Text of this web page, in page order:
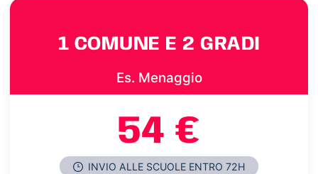
1 COMUNE E 2 GRADI
Es. Menaggio
54 €
INVIO ALLE SCUOLE ENTRO 72H